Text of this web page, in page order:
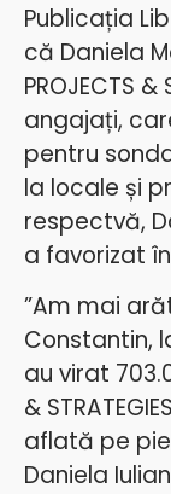
Publicația
că Daniela
PROJECTS
angajați,
pentru
la locale și
respectvă,
a favorizat
”Am mai
Constantin,
au virat
&
aflată pe
Daniela